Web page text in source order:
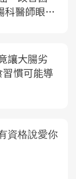
科醫師眼
讓大腸劣
慣可能導